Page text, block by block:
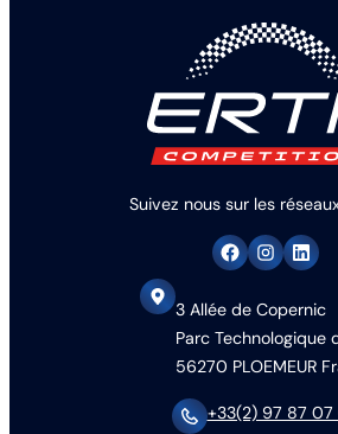
Suivez nous sur les
3 Allée de Copernic
Parc Technologique
56270 PLOEMEUR
+33(2) 97 87